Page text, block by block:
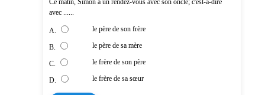
avec ......
A. le père de son frère
B. le père de sa mère
C. le frère de son père
D. le frère de sa sœur